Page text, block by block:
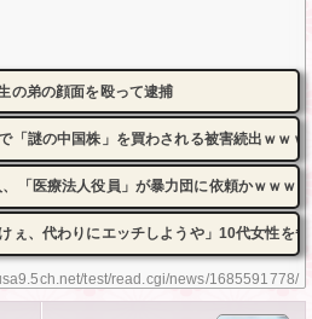
test/read.cgi/news/1685591778/
の弟の顔面を殴って逮捕
「謎の中国株」を買わされる被害続出ｗｗｗ
「医療法人役員」が暴力団に依頼かｗｗｗ
ぇ、代わりにエッチしようや」10代女性を